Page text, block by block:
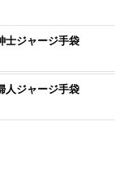
士ジャージ手袋
人ジャージ手袋